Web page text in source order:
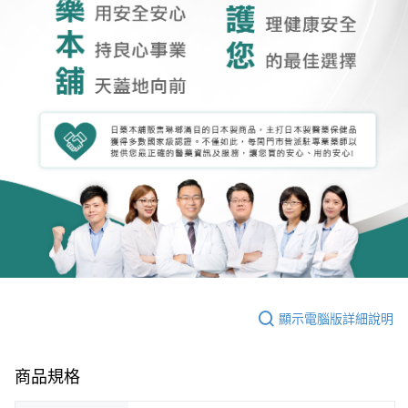
顯示電腦版詳細說明
商品規格